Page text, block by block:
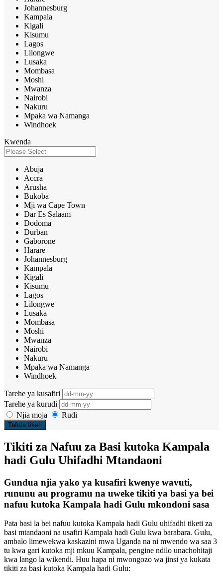
Johannesburg
Kampala
Kigali
Kisumu
Lagos
Lilongwe
Lusaka
Mombasa
Moshi
Mwanza
Nairobi
Nakuru
Mpaka wa Namanga
Windhoek
Kwenda
Abuja
Accra
Arusha
Bukoba
Mji wa Cape Town
Dar Es Salaam
Dodoma
Durban
Gaborone
Harare
Johannesburg
Kampala
Kigali
Kisumu
Lagos
Lilongwe
Lusaka
Mombasa
Moshi
Mwanza
Nairobi
Nakuru
Mpaka wa Namanga
Windhoek
Tarehe ya kusafiri
Tarehe ya kurudi
Njia moja
Rudi
Tafuta tiketi
Tikiti za Nafuu za Basi kutoka Kampala
hadi Gulu Uhifadhi Mtandaoni
Gundua njia yako ya kusafiri kwenye wavuti,
rununu au programu na uweke tikiti ya basi ya bei
nafuu kutoka Kampala hadi Gulu mkondoni sasa
Pata basi la bei nafuu kutoka Kampala hadi Gulu uhifadhi tiketi za
basi mtandaoni na usafiri Kampala hadi Gulu kwa barabara. Gulu,
ambalo limewekwa kaskazini mwa Uganda na ni mwendo wa saa 3
tu kwa gari kutoka mji mkuu Kampala, pengine ndilo unachohitaji
kwa lango la wikendi. Huu hapa ni mwongozo wa jinsi ya kukata
tikiti za basi kutoka Kampala hadi Gulu: